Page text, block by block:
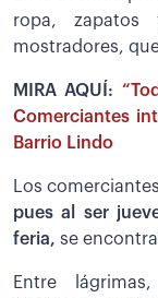
ropa,
mostradores,
MIRA AQUÍ:
Comerciantes
Barrio Lindo
Los
pues al ser
feria, se
Entre